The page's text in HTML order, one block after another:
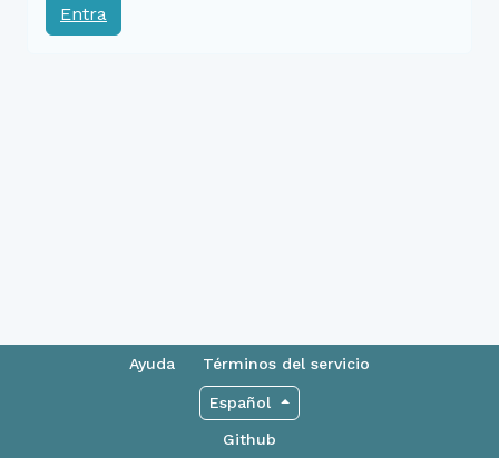
Entra
Ayuda Términos del servicio
Español
Github